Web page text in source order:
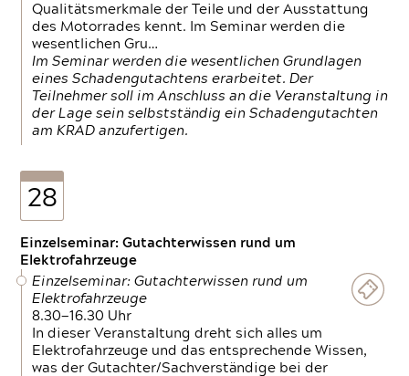
Qualitätsmerkmale der Teile und der Ausstattung
des Motorrades kennt. Im Seminar werden die
wesentlichen Gru…
Im Seminar werden die wesentlichen Grundlagen
eines Schadengutachtens erarbeitet. Der
Teilnehmer soll im Anschluss an die Veranstaltung in
der Lage sein selbstständig ein Schadengutachten
am KRAD anzufertigen.
28
Einzelseminar: Gutachterwissen rund um
Elektrofahrzeuge
Einzelseminar: Gutachterwissen rund um
Elektrofahrzeuge
8.30—16.30 Uhr
In dieser Veranstaltung dreht sich alles um
Elektrofahrzeuge und das entsprechende Wissen,
was der Gutachter/Sachverständige bei der